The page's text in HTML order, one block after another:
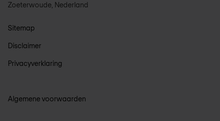
Zoeterwoude, Nederland
Sitemap
Disclaimer
Privacyverklaring
Algemene voorwaarden